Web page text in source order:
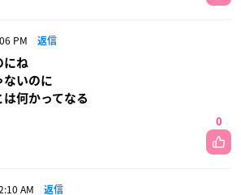
PM 返信
にね
ないのに
何かってなる
0
AM 返信